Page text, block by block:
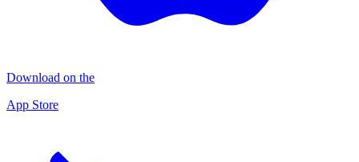
Download on the
App Store